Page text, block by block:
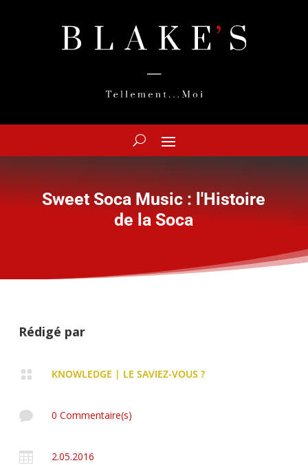
Sweet Soca Music : l'Histoire
de la Soca
Rédigé par
 KNOWLEDGE | LE SAVIEZ-VOUS ?
 0 Commentaire(s)
 2.05.2016